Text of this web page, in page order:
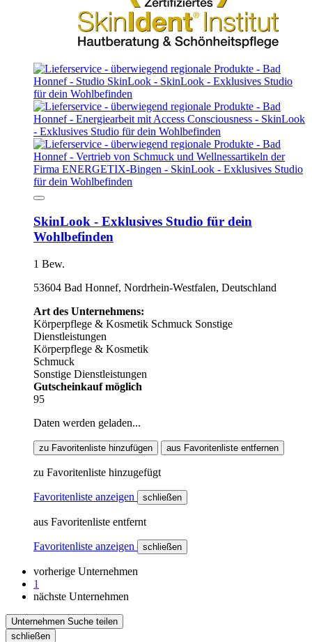
SkinLook - Exklusives Studio für dein
Wohlbefinden
1 Bew.
53604 Bad Honnef, Nordrhein-Westfalen, Deutschland
Art des Unternehmens:
Körperpflege & Kosmetik Schmuck Sonstige
Dienstleistungen
Körperpflege & Kosmetik
Schmuck
Sonstige Dienstleistungen
Gutscheinkauf möglich
95
Daten werden geladen...
zu Favoritenliste hinzufügen aus Favoritenliste entfernen
zu Favoritenliste hinzugefügt
Favoritenliste anzeigen schließen
aus Favoritenliste entfernt
Favoritenliste anzeigen schließen
vorherige Unternehmen
1
nächste Unternehmen
Unternehmen Suche teilen
schließen